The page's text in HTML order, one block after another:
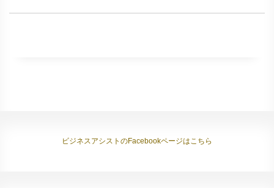
ビジネスアシストのFacebookページはこちら